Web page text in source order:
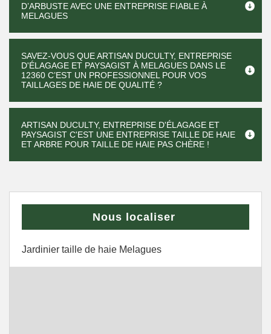
D’ARBUSTE AVEC UNE ENTREPRISE FIABLE À
MELAGUES
SAVEZ-VOUS QUE ARTISAN DUCULTY, ENTREPRISE
D'ÉLAGAGE ET PAYSAGIST À MELAGUES DANS LE
12360 C’EST UN PROFESSIONNEL POUR VOS
TAILLAGES DE HAIE DE QUALITÉ ?
ARTISAN DUCULTY, ENTREPRISE D'ÉLAGAGE ET
PAYSAGIST C'EST UNE ENTREPRISE TAILLE DE HAIE
ET ARBRE POUR TAILLE DE HAIE PAS CHÈRE !
Nous localiser
Jardinier taille de haie Melagues